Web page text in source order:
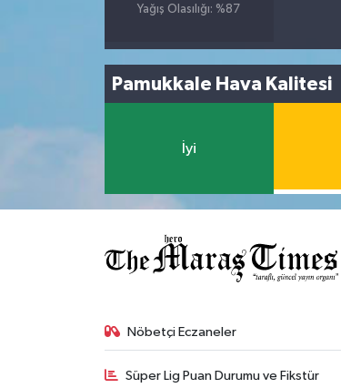
Yağış Olasılığı: %87
Pamukkale Hava Kalitesi
İyi
Nöbetçi Eczaneler
Süper Lig Puan Durumu ve Fikstür